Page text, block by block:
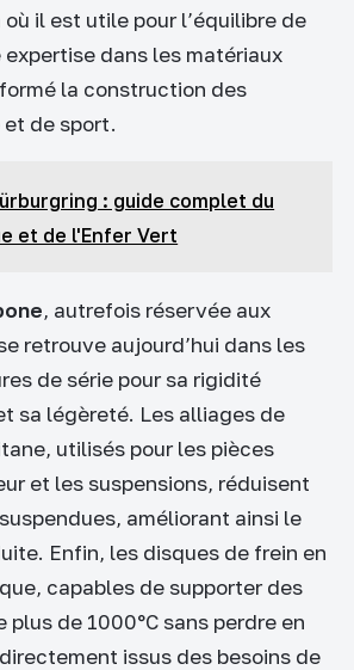
il est utile pour l’équilibre de
dans les matériaux
la construction des
de sport.
: guide complet du
et de l'Enfer Vert
, autrefois réservée aux
retrouve aujourd’hui dans les
de série pour sa rigidité
sa légèreté. Les alliages de
utilisés pour les pièces
et les suspensions, réduisent
améliorant ainsi le
Enfin, les disques de frein en
capables de supporter des
plus de 1000°C sans perdre en
issus des besoins de